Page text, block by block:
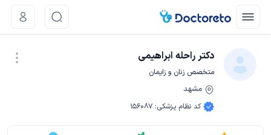
دکتر راحله ابراهیمی
متخصص زنان و زایمان
مشهد
کد نظام پزشکی:
156087